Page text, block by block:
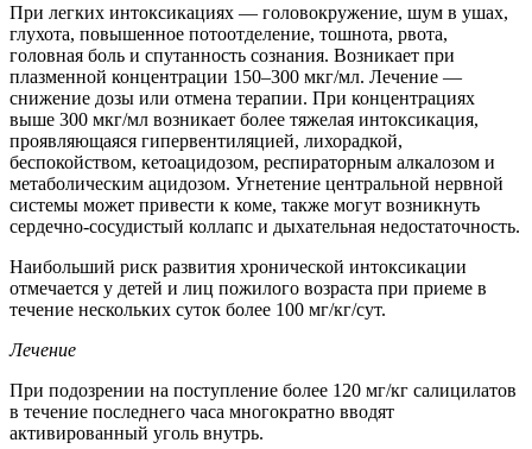
При легких интоксикациях — головокружение, шум в ушах,
глухота, повышенное потоотделение, тошнота, рвота,
головная боль и спутанность сознания. Возникает при
плазменной концентрации 150–300 мкг/мл. Лечение —
снижение дозы или отмена терапии. При концентрациях
выше 300 мкг/мл возникает более тяжелая интоксикация,
проявляющаяся гипервентиляцией, лихорадкой,
беспокойством, кетоацидозом, респираторным алкалозом и
метаболическим ацидозом. Угнетение центральной нервной
системы может привести к коме, также могут возникнуть
сердечно-сосудистый коллапс и дыхательная недостаточность.
Наибольший риск развития хронической интоксикации
отмечается у детей и лиц пожилого возраста при приеме в
течение нескольких суток более 100 мг/кг/сут.
Лечение
При подозрении на поступление более 120 мг/кг салицилатов
в течение последнего часа многократно вводят
активированный уголь внутрь.